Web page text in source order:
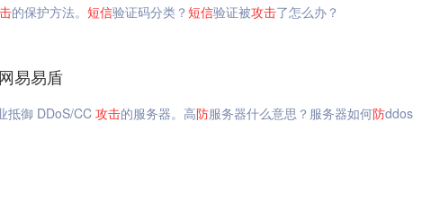
的保护方法。 短信验证码分类？ 短信验证被攻击了怎么办？
易易盾
抵御 DDoS/CC攻击的服务器。高防服务器什么意思？服务器如何防ddos